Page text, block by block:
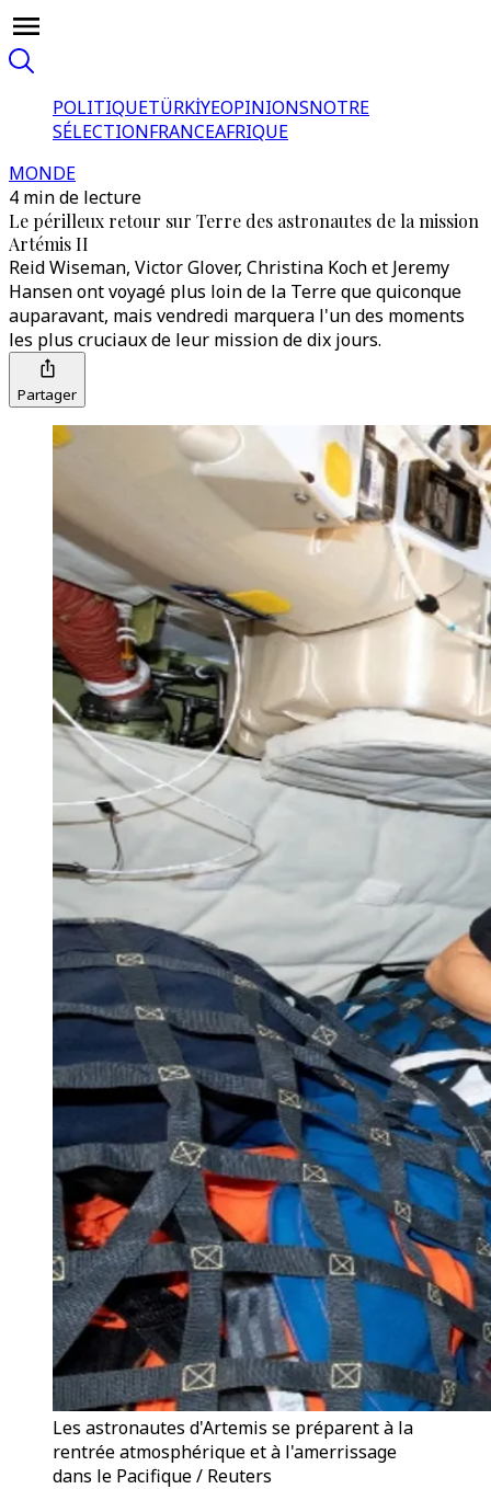
POLITIQUETÜRKİYEOPINIONSNOTRE
SÉLECTIONFRANCEAFRIQUE
MONDE
4 min de lecture
Le périlleux retour sur Terre des astronautes de la mission
Artémis II
Reid Wiseman, Victor Glover, Christina Koch et Jeremy
Hansen ont voyagé plus loin de la Terre que quiconque
auparavant, mais vendredi marquera l'un des moments
les plus cruciaux de leur mission de dix jours.
Partager
Les astronautes d'Artemis se préparent à la
rentrée atmosphérique et à l'amerrissage
dans le Pacifique / Reuters